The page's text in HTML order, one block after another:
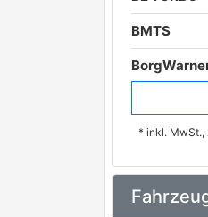
BMTS
* inkl. MwSt.,